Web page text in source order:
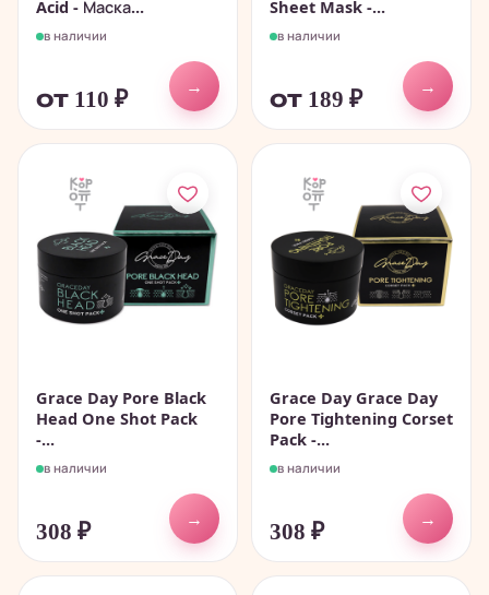
Acid - Маска...
в наличии
от 110 ₽
→
Sheet Mask -...
в наличии
от 189 ₽
→
Grace Day Pore Black
Head One Shot Pack
-...
в наличии
308 ₽
→
Grace Day Grace Day
Pore Tightening Corset
Pack -...
в наличии
308 ₽
→